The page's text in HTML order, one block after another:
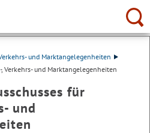
und Marktangelegenheiten
Verkehrs- und Marktangelegenheiten
für
und